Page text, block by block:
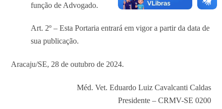
função de Advogado.
Art. 2º – Esta Portaria entrará em vigor a partir da data de
sua publicação.
Aracaju/SE, 28 de outubro de 2024.
Méd. Vet. Eduardo Luiz Cavalcanti Caldas
Presidente – CRMV-SE 0200